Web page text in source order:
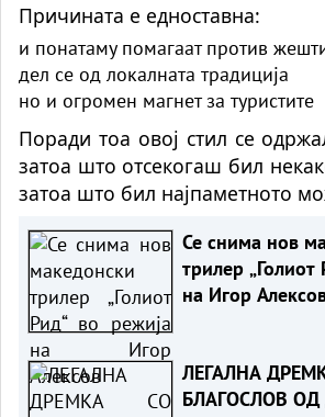
Причината е едноставна:
и понатаму помагаат против
дел се од локалната традиција
но и огромен магнет за туристите
Поради тоа овој стил се
затоа што отсекогаш бил
затоа што бил најпаметното
Се снима нов
трилер „Голиот
на Игор
ЛЕГАЛНА
БЛАГОСЛОВ